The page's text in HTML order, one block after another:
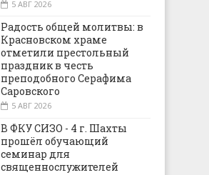
5 АВГ 2026
Радость общей молитвы: в
Красновском храме
отметили престольный
праздник в честь
преподобного Серафима
Саровского
5 АВГ 2026
В ФКУ СИЗО - 4 г. Шахты
прошёл обучающий
семинар для
священнослужителей